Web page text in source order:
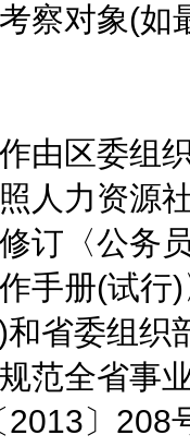
察对象(如
区委组织
人力资源
订〈公务
手册(试行
和省委组
范全省事
〕208